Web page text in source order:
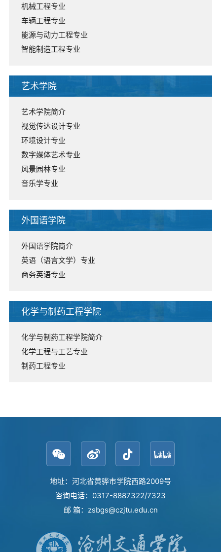
机械工程专业
车辆工程专业
能源与动力工程专业
智能制造工程专业
艺术学院
艺术学院简介
视觉传达设计专业
环境设计专业
数字媒体艺术专业
风景园林专业
音乐学专业
外国语学院
外国语学院简介
英语（语言文学）专业
商务英语专业
化学与制药工程学院
化学与制药工程学院简介
化学工程与工艺专业
制药工程专业
地址：河北省黄骅市学院西路2009号
咨询电话：0317-8887322/7323
邮 箱：zsbgs@czjtu.edu.cn